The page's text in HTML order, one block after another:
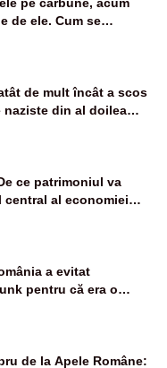
de ele. Cum se
criză energetică
de mult încât a scos
naziste din al doilea
ce patrimoniul va
al economiei
a evitat
pentru că era o
și fondurile de
de la Apele Române: